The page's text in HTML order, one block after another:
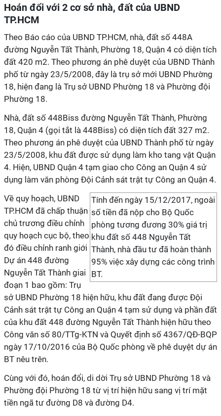
Hoán đổi với 2 cơ sở nhà, đất của UBND
TP.HCM
Theo Báo cáo của UBND TP.HCM, nhà, đất số 448A
đường Nguyễn Tất Thành, Phường 18, Quận 4 có diện tích
đất 420 m2. Theo phương án phê duyệt của UBND Thành
phố từ ngày 23/5/2008, đây là trụ sở mới UBND Phường
18, hiện đang là Trụ sở UBND Phường 18 và Phường đội
Phường 18.
Nhà, đất số 448Biss đường Nguyễn Tất Thành, Phường
18, Quận 4 (gọi tắt là 448Biss) có diện tích đất 327 m2.
Theo phương án phê duyệt của UBND Thành phố từ ngày
23/5/2008, khu đất được sử dụng làm kho tang vật Quận
4. Hiện, UBND Quận 4 tạm giao cho Công an Quận 4 sử
dụng làm văn phòng Đội Cảnh sát trật tự Công an Quận 4.
Tính đến ngày 15/12/2017, ngoài
số tiền đã nộp cho Bộ Quốc
phòng tương đương 30% giá trị
khu đất số 448 Nguyễn Tất
Thành, nhà đầu tư đã hoàn thành
95% việc xây dựng các công trình
BT.
Về quy hoạch, UBND
TP.HCM đã chấp thuận
chủ trương điều chỉnh
quy hoạch cục bộ, theo
đó điều chỉnh ranh giới
Dự án 448 đường
Nguyễn Tất Thành giai
đoạn 1 bao gồm: Trụ
sở UBND Phường 18 hiện hữu, khu đất đang được Đội
Cảnh sát trật tự Công an Quận 4 tạm sử dụng và phần đất
của khu đất 448 đường Nguyễn Tất Thành hiện hữu theo
Công văn số 80/TTg-KTN và Quyết định số 4367/QĐ-BQP
ngày 17/10/2016 của Bộ Quốc phòng về phê duyệt dự án
BT nêu trên.
Cùng với đó, hoán đổi, di dời Trụ sở UBND Phường 18 và
Phường đội Phường 18 từ vị trí hiện hữu sang vị trí mặt
tiền ngã tư đường D8 và đường D4.